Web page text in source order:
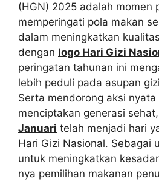
(HGN) 2025 adalah momen
memperingati pola makan
dalam meningkatkan
dengan logo Hari Gizi
peringatan tahunan ini
lebih peduli pada asupan
Serta mendorong aksi nyata
menciptakan generasi sehat,
Januari telah menjadi hari
Hari Gizi Nasional. Sebagai
untuk meningkatkan
nya pemilihan makanan